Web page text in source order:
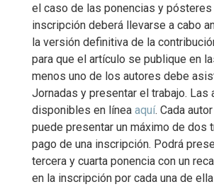
el caso de las ponencias y
inscripción deberá llevarse a cabo
la versión definitiva de la
para que el artículo se publique en
menos uno de los autores debe
Jornadas y presentar el trabajo. Las
disponibles en línea aquí. Cada
puede presentar un máximo de dos
pago de una inscripción. Podrá
tercera y cuarta ponencia con un
en la inscripción por cada una de